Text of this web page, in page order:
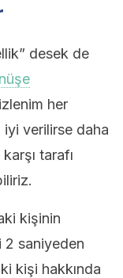
desek de
her
verilirse daha
tarafı
kişinin
2 saniyeden
kişi hakkında